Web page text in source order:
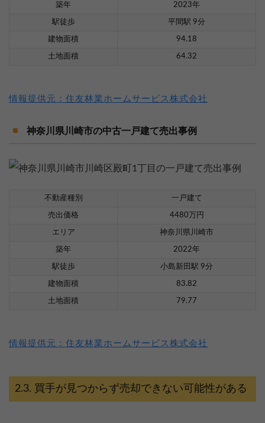
築年 2023年
駅徒歩 平間駅 9分
建物面積 94.18
土地面積 64.32
情報提供元：住友林業ホームサービス株式会社
神奈川県川崎市の中古一戸建て売出事例
不動産種別 一戸建て
売出価格 4480万円
エリア 神奈川県川崎市
築年 2022年
駅徒歩 小島新田駅 9分
建物面積 83.82
土地面積 79.77
情報提供元：住友林業ホームサービス株式会社
買手が見つからず売却できない可能性がある